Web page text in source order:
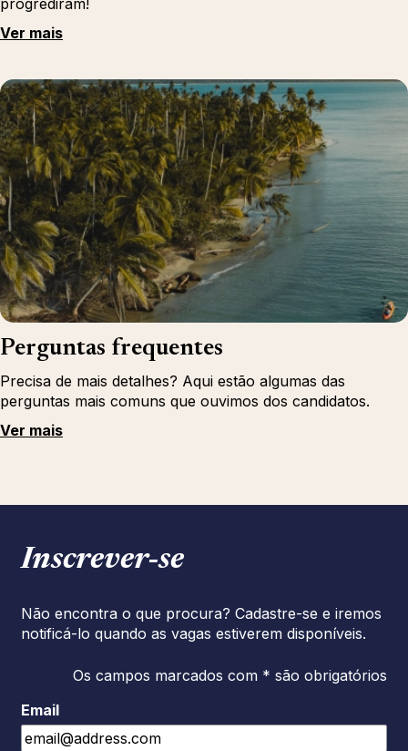
progrediram!
Ver mais
Perguntas frequentes
Precisa de mais detalhes? Aqui estão algumas das
perguntas mais comuns que ouvimos dos candidatos.
Ver mais
Inscrever‑se
Não encontra o que procura? Cadastre-se e iremos
notificá-lo quando as vagas estiverem disponíveis.
Os campos marcados com * são obrigatórios
Email